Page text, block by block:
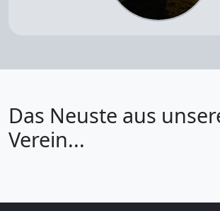
Das Neuste aus
Verein...